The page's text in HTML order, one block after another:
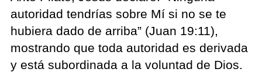
autoridad tendrías sobre Mí si no se te
hubiera dado de arriba” (Juan 19:11),
mostrando que toda autoridad es derivada
y está subordinada a la voluntad de Dios.